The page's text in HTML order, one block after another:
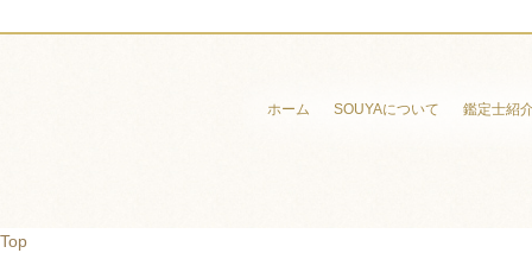
ホーム SOUYAについて 鑑定士紹
Top